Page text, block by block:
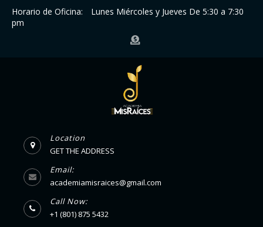
Horario de Oficina:
Lunes Miércoles y Jueves De 5:30 a 7:30
pm
Location
GET THE ADDRESS
Email:
academiamisraices@gmail.com
Call Now:
+1 (801) 875 5432